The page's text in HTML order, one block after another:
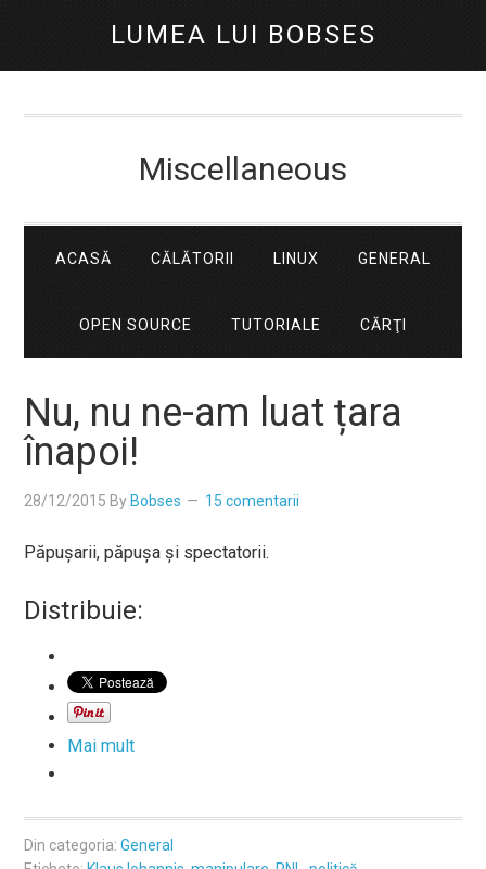
LUMEA LUI BOBSES
Miscellaneous
ACASĂ CĂLĂTORII LINUX GENERAL
OPEN SOURCE TUTORIALE CĂRŢI
Nu, nu ne-am luat țara
înapoi!
28/12/2015 By Bobses 15 comentarii
Păpușarii, păpușa și spectatorii.
Distribuie:
Mai mult
Din categoria:General